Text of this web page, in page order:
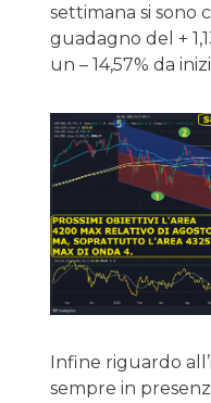
settimana si sono
guadagno del +
un – 14,57% da
Infine riguardo
sempre in